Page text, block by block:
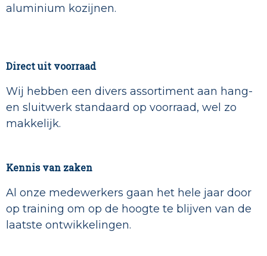
aluminium kozijnen.
Direct uit voorraad
Wij hebben een divers assortiment aan hang-
en sluitwerk standaard op voorraad, wel zo
makkelijk.
Kennis van zaken
Al onze medewerkers gaan het hele jaar door
op training om op de hoogte te blijven van de
laatste ontwikkelingen.